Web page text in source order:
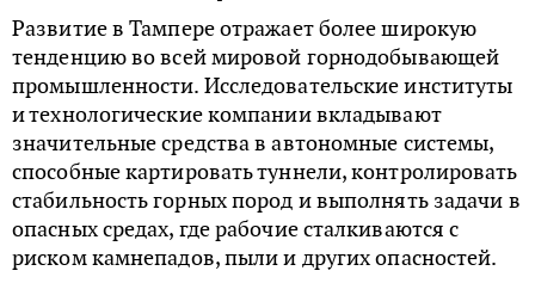
Развитие в Тампере отражает более широкую
тенденцию во всей мировой горнодобывающей
промышленности. Исследовательские институты
и технологические компании вкладывают
значительные средства в автономные системы,
способные картировать туннели, контролировать
стабильность горных пород и выполнять задачи в
опасных средах, где рабочие сталкиваются с
риском камнепадов, пыли и других опасностей.